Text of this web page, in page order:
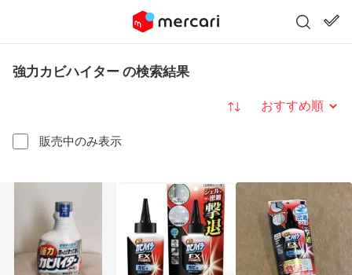
強力カビハイター の検索結果
販売中のみ表示
並び替え